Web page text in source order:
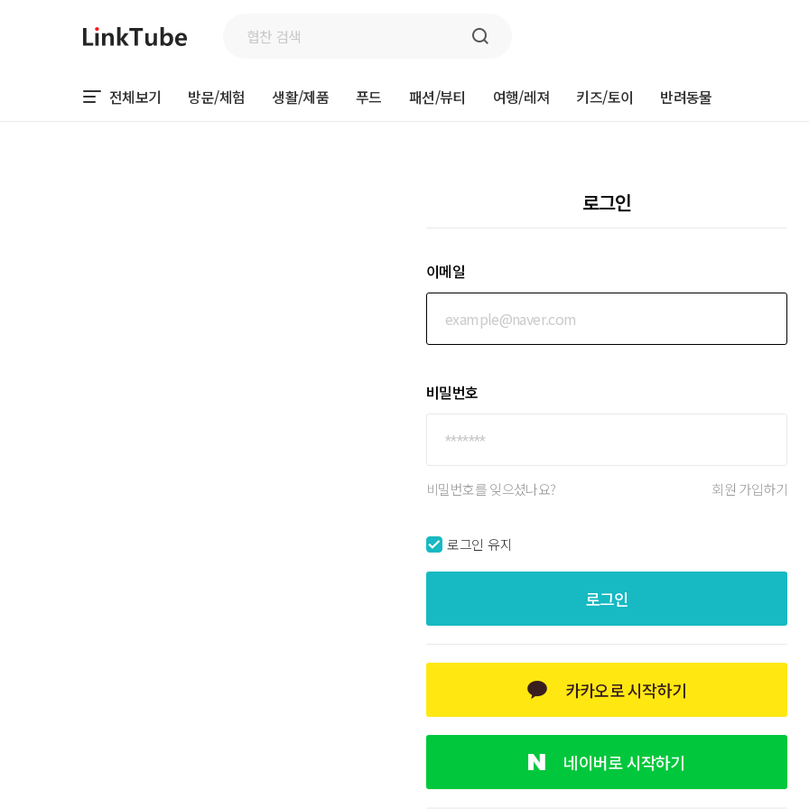
전체보기 방문/체험 생활/제품 푸드 패션/뷰티 여행/레져 키즈/토이 반려동물
로그인
이메일
비밀번호
비밀번호를 잊으셨나요? 회원 가입하기
로그인 유지
로그인
카카오로 시작하기
네이버로 시작하기